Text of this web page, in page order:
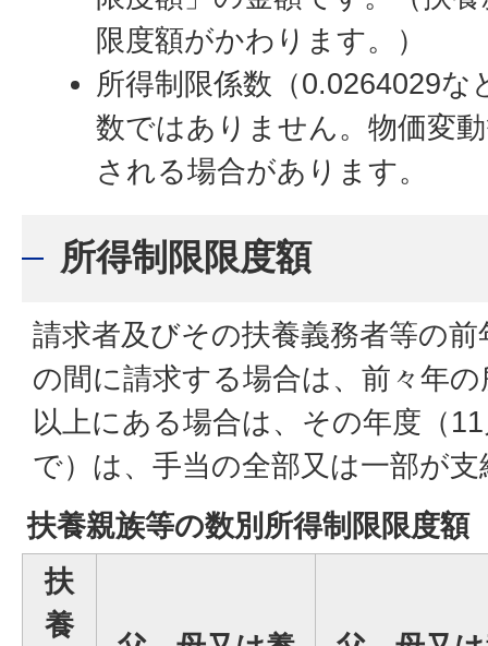
限度額がかわります。）
所得制限係数（0.0264029
数ではありません。物価変
される場合があります。
所得制限限度額
請求者及びその扶養義務者等の
の間に請求する場合は、前々年
以上にある場合は、その年度（
で）は、手当の全部又は一部が
扶養親族等の数別所得制限限度額
扶
養